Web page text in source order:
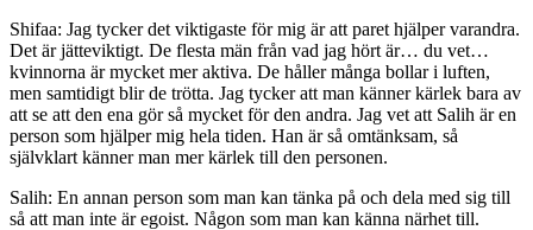
Shifaa: Jag tycker det viktigaste för mig är att paret hjälper varandra.
Det är jätteviktigt. De flesta män från vad jag hört är… du vet…
kvinnorna är mycket mer aktiva. De håller många bollar i luften,
men samtidigt blir de trötta. Jag tycker att man känner kärlek bara av
att se att den ena gör så mycket för den andra. Jag vet att Salih är en
person som hjälper mig hela tiden. Han är så omtänksam, så
självklart känner man mer kärlek till den personen.
Salih: En annan person som man kan tänka på och dela med sig till
så att man inte är egoist. Någon som man kan känna närhet till.